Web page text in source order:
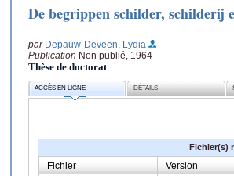
De begrippen schilder, schilderij
par Depauw-Deveen, Lydia
Publication Non publié, 1964
Thèse de doctorat
ACCÈS EN LIGNE DÉTAILS
Fichier(s)
Fichier Version